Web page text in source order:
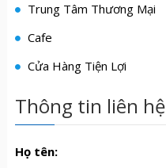
Trung Tâm Thương Mại
Cafe
Cửa Hàng Tiện Lợi
Thông tin liên hệ
Họ tên: